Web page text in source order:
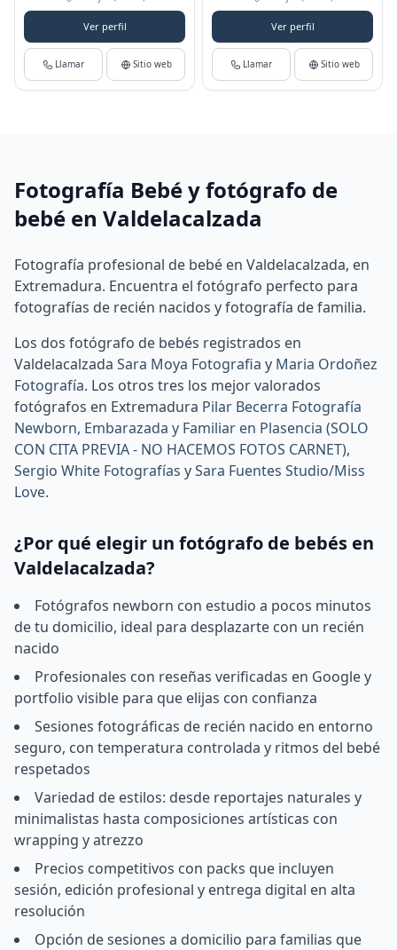
Ver perfil
Llamar Sitio web
Ver perfil
Llamar Sitio web
Fotografía Bebé y fotógrafo de
bebé en Valdelacalzada
Fotografía profesional de bebé en Valdelacalzada, en
Extremadura. Encuentra el fotógrafo perfecto para
fotografías de recién nacidos y fotografía de familia.
Los dos fotógrafo de bebés registrados en
Valdelacalzada Sara Moya Fotografia y Maria Ordoñez
Fotografía. Los otros tres los mejor valorados
fotógrafos en Extremadura Pilar Becerra Fotografía
Newborn, Embarazada y Familiar en Plasencia (SOLO
CON CITA PREVIA - NO HACEMOS FOTOS CARNET),
Sergio White Fotografías ySara Fuentes Studio/Miss
Love.
¿Por qué elegir un fotógrafo de bebés en
Valdelacalzada?
Fotógrafos newborn con estudio a pocos minutos
de tu domicilio, ideal para desplazarte con un recién
nacido
Profesionales con reseñas verificadas en Google y
portfolio visible para que elijas con confianza
Sesiones fotográficas de recién nacido en entorno
seguro, con temperatura controlada y ritmos del bebé
respetados
Variedad de estilos: desde reportajes naturales y
minimalistas hasta composiciones artísticas con
wrapping y atrezzo
Precios competitivos con packs que incluyen
sesión, edición profesional y entrega digital en alta
resolución
Opción de sesiones a domicilio para familias que